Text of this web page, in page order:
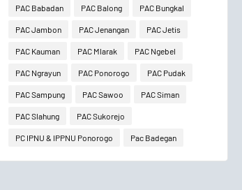
PAC Babadan PAC Balong PAC Bungkal
PAC Jambon PAC Jenangan PAC Jetis
PAC Kauman PAC Mlarak PAC Ngebel
PAC Ngrayun PAC Ponorogo PAC Pudak
PAC Sampung PAC Sawoo PAC Siman
PAC Slahung PAC Sukorejo
PC IPNU & IPPNU Ponorogo Pac Badegan